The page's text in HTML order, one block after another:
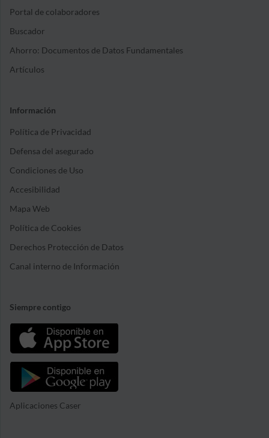
Portal de colaboradores
Buscador
Ahorro: Documentos de Datos Fundamentales
Artículos
Información
Política de Privacidad
Defensa del asegurado
Condiciones de Uso
Accesibilidad
Mapa Web
Política de Cookies
Derechos Protección de Datos
Canal interno de Información
Siempre contigo
Aplicaciones Caser